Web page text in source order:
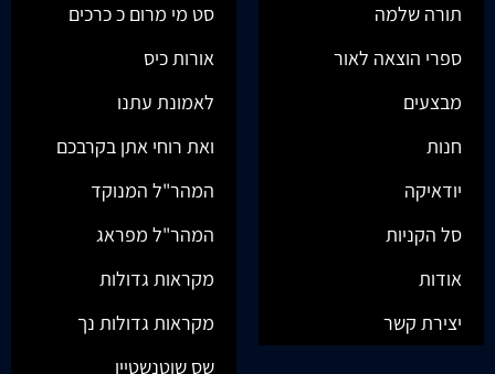
תורה שלמה
ספרי הוצאה לאור
מבצעים
חנות
יודאיקה
סל הקניות
אודות
יצירת קשר
סט מי מרום כ כרכים
אורות כיס
לאמונת עתנו
ואת רוחי אתן בקרבכם
המהר"ל המנוקד
המהר"ל מפראג
מקראות גדולות
מקראות גדולות נך
שס שוטנשטיין